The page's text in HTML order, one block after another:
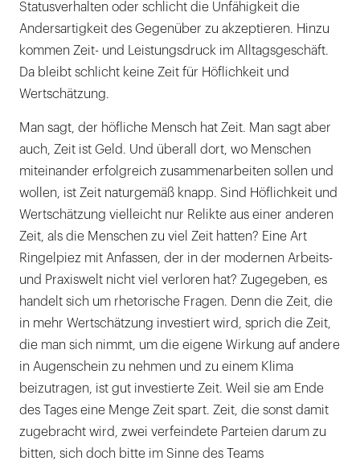
Statusverhalten oder schlicht die Unfähigkeit die
Andersartigkeit des Gegenüber zu akzeptieren. Hinzu
kommen Zeit- und Leistungsdruck im Alltagsgeschäft.
Da bleibt schlicht keine Zeit für Höflichkeit und
Wertschätzung.
Man sagt, der höfliche Mensch hat Zeit. Man sagt aber
auch, Zeit ist Geld. Und überall dort, wo Menschen
miteinander erfolgreich zusammenarbeiten sollen und
wollen, ist Zeit naturgemäß knapp. Sind Höflichkeit und
Wertschätzung vielleicht nur Relikte aus einer anderen
Zeit, als die Menschen zu viel Zeit hatten? Eine Art
Ringelpiez mit Anfassen, der in der modernen Arbeits-
und Praxiswelt nicht viel verloren hat? Zugegeben, es
handelt sich um rhetorische Fragen. Denn die Zeit, die
in mehr Wertschätzung investiert wird, sprich die Zeit,
die man sich nimmt, um die eigene Wirkung auf andere
in Augenschein zu nehmen und zu einem Klima
beizutragen, ist gut investierte Zeit. Weil sie am Ende
des Tages eine Menge Zeit spart. Zeit, die sonst damit
zugebracht wird, zwei verfeindete Parteien darum zu
bitten, sich doch bitte im Sinne des Teams